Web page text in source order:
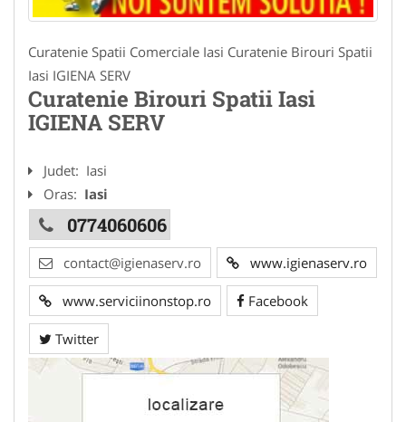
Curatenie Spatii Comerciale Iasi Curatenie Birouri Spatii
Iasi IGIENA SERV
Curatenie Birouri Spatii Iasi
IGIENA SERV
Judet: Iasi
Oras: Iasi
0774060606
contact@igienaserv.ro www.igienaserv.ro
www.serviciinonstop.ro Facebook
Twitter